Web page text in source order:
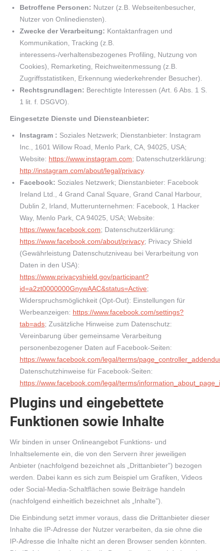
Betroffene Personen: Nutzer (z.B. Webseitenbesucher,
Nutzer von Onlinediensten).
Zwecke der Verarbeitung: Kontaktanfragen und
Kommunikation, Tracking (z.B.
interessens-/verhaltensbezogenes Profiling, Nutzung von
Cookies), Remarketing, Reichweitenmessung (z.B.
Zugriffsstatistiken, Erkennung wiederkehrender Besucher).
Rechtsgrundlagen: Berechtigte Interessen (Art. 6 Abs. 1 S.
1 lit. f. DSGVO).
Eingesetzte Dienste und Diensteanbieter:
Instagram : Soziales Netzwerk; Dienstanbieter: Instagram
Inc., 1601 Willow Road, Menlo Park, CA, 94025, USA;
Website: https://www.instagram.com; Datenschutzerklärung:
http://instagram.com/about/legal/privacy.
Facebook: Soziales Netzwerk; Dienstanbieter: Facebook
Ireland Ltd., 4 Grand Canal Square, Grand Canal Harbour,
Dublin 2, Irland, Mutterunternehmen: Facebook, 1 Hacker
Way, Menlo Park, CA 94025, USA; Website:
https://www.facebook.com; Datenschutzerklärung:
https://www.facebook.com/about/privacy; Privacy Shield
(Gewährleistung Datenschutzniveau bei Verarbeitung von
Daten in den USA):
https://www.privacyshield.gov/participant?
id=a2zt0000000GnywAAC&status=Active;
Widerspruchsmöglichkeit (Opt-Out): Einstellungen für
Werbeanzeigen: https://www.facebook.com/settings?
tab=ads; Zusätzliche Hinweise zum Datenschutz:
Vereinbarung über gemeinsame Verarbeitung
personenbezogener Daten auf Facebook-Seiten:
https://www.facebook.com/legal/terms/
Datenschutzhinweise für Facebook-Seiten:
https://www.facebook.com/legal/terms/
Plugins und eingebettete
Funktionen sowie Inhalte
Wir binden in unser Onlineangebot Funktions- und
Inhaltselemente ein, die von den Servern ihrer jeweiligen
Anbieter (nachfolgend bezeichnet als „Drittanbieter”) bezogen
werden. Dabei kann es sich zum Beispiel um Grafiken, Videos
oder Social-Media-Schaltflächen sowie Beiträge handeln
(nachfolgend einheitlich bezeichnet als „Inhalte”).
Die Einbindung setzt immer voraus, dass die Drittanbieter dieser
Inhalte die IP-Adresse der Nutzer verarbeiten, da sie ohne die
IP-Adresse die Inhalte nicht an deren Browser senden könnten.